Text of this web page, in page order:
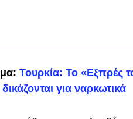
Τουρκία: To «Εξπρές
για ναρκωτικά